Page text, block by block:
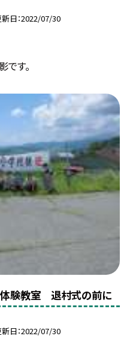
日 2022/07/30
す。
体験教室 退村式の前に
日 2022/07/30